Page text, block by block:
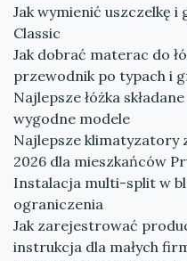
Jak wymienić uszczelkę
Classic
Jak dobrać materac do
przewodnik po typach i
Najlepsze łóżka
wygodne modele
Najlepsze klimatyzatory
2026 dla mieszkańców
Instalacja multi-split w
ograniczenia
Jak zarejestrować
instrukcja dla małych